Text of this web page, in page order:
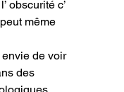
obscurité c’
même
envie de voir
des